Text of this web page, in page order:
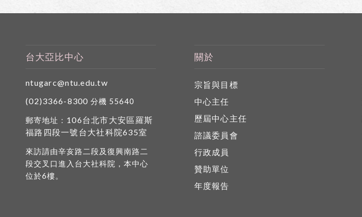
台大亞比中心
ntugarc@ntu.edu.tw
(02)3366-8300 分機 55640
郵寄地址： 106台北市大安區羅斯
福路四段一號台大社科院635室
來訪請由辛亥路二段及復興南路二
段交叉口進入台大社科院，本中心
位於6樓。
關於
宗旨與目標
中心主任
歷屆中心主任
諮議委員會
行政成員
贊助單位
年度報告